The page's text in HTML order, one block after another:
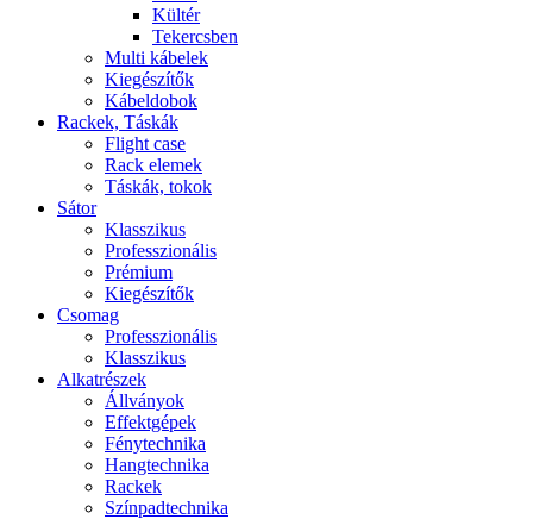
Kültér
Tekercsben
Multi kábelek
Kiegészítők
Kábeldobok
Rackek, Táskák
Flight case
Rack elemek
Táskák, tokok
Sátor
Klasszikus
Professzionális
Prémium
Kiegészítők
Csomag
Professzionális
Klasszikus
Alkatrészek
Állványok
Effektgépek
Fénytechnika
Hangtechnika
Rackek
Színpadtechnika